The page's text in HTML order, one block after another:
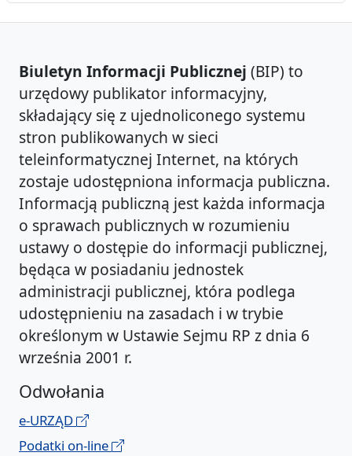
Biuletyn Informacji Publicznej (BIP) to
urzędowy publikator informacyjny,
składający się z ujednoliconego systemu
stron publikowanych w sieci
teleinformatycznej Internet, na których
zostaje udostępniona informacja publiczna.
Informacją publiczną jest każda informacja
o sprawach publicznych w rozumieniu
ustawy o dostępie do informacji publicznej,
będąca w posiadaniu jednostek
administracji publicznej, która podlega
udostępnieniu na zasadach i w trybie
określonym w Ustawie Sejmu RP z dnia 6
września 2001 r.
Odwołania
e-URZĄD
Podatki on-line